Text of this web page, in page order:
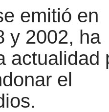
emitió en
y 2002, ha
actualidad
el